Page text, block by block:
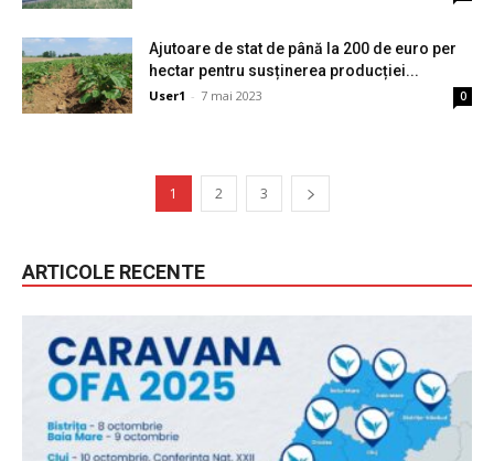
Ajutoare de stat de până la 200 de euro per
hectar pentru susținerea producției...
User1 - 7 mai 2023 0
1 2 3
ARTICOLE RECENTE